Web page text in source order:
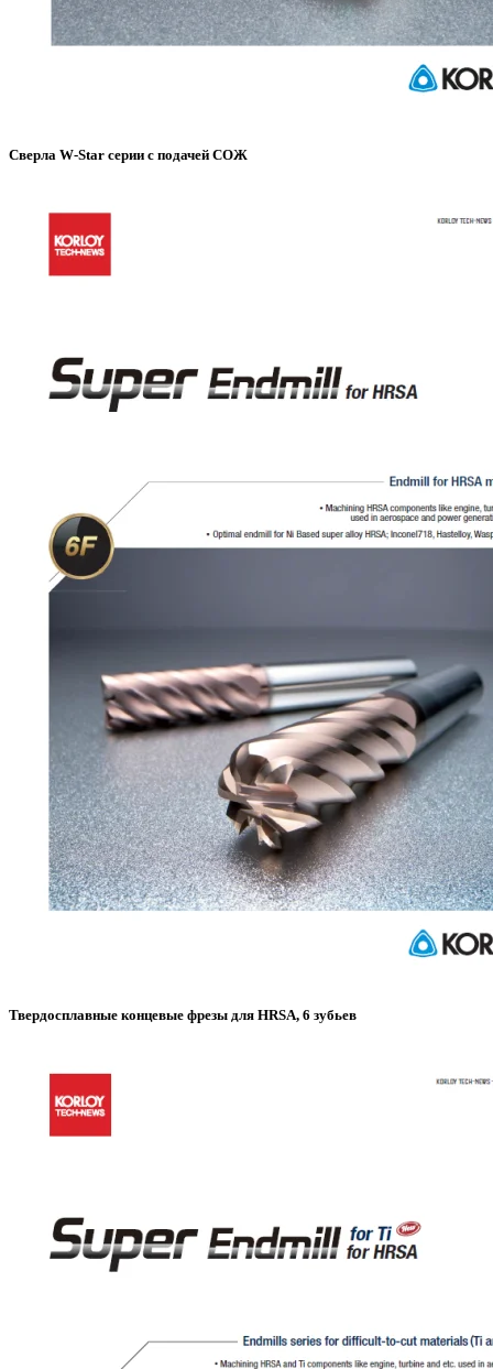
Сверла W-Star серии с подачей СОЖ
Твердосплавные концевые фрезы для HRSA, 6 зубьев